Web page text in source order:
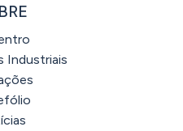
Industriais